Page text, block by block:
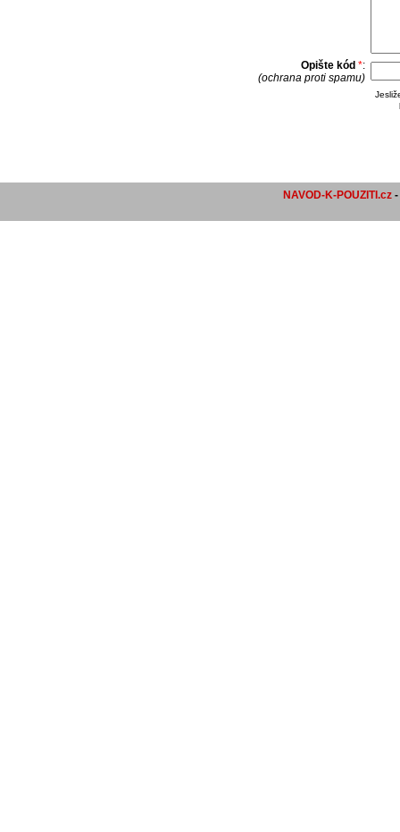
Opište kód *:
(ochrana proti spamu)
NAVOD-K-POUZITI.cz